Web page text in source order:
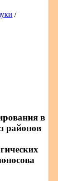
/
в
районов